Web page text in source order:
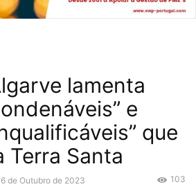
lamenta
e
que
Terra Santa
de Outubro de 2023 103